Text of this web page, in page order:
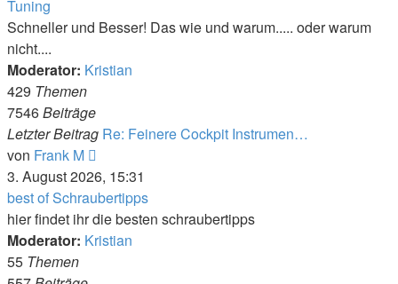
Tuning
Schneller und Besser! Das wie und warum..... oder warum
nicht....
Moderator: Kristian
429 Themen
7546Beiträge
Letzter Beitrag Re: Feinere Cockpit Instrumen…
von Frank M
Beitrag
3. August 2026, 15:31
best of Schraubertipps
hier findet ihr die besten schraubertipps
Moderator: Kristian
55 Themen